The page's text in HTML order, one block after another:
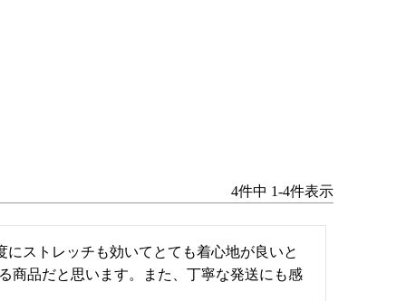
4件中 1-4件表示
ストレッチも効いてとても着心地が良いと
商品だと思います。また、丁寧な発送にも感